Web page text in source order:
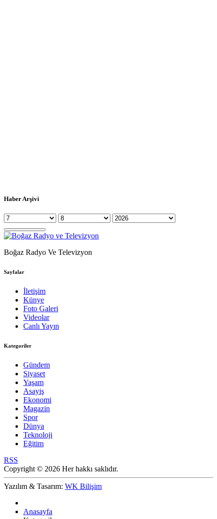
Haber Arşivi
Boğaz Radyo Ve Televizyon
Sayfalar
İletişim
Künye
Foto Galeri
Videolar
Canlı Yayın
Kategoriler
Gündem
Siyaset
Yaşam
Asayiş
Ekonomi
Magazin
Spor
Dünya
Teknoloji
Eğitim
RSS
Copyright © 2026 Her hakkı saklıdır.
Yazılım & Tasarım: WK Bilişim
Anasayfa